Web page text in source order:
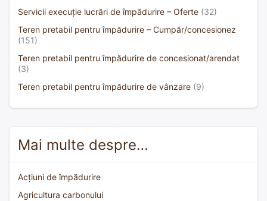
Servicii execuție lucrări de împădurire – Oferte (32)
Teren pretabil pentru împădurire – Cumpăr/concesionez
(151)
Teren pretabil pentru împădurire de concesionat/arendat
(3)
Teren pretabil pentru împădurire de vânzare (9)
Mai multe despre…
Acțiuni de împădurire
Agricultura carbonului